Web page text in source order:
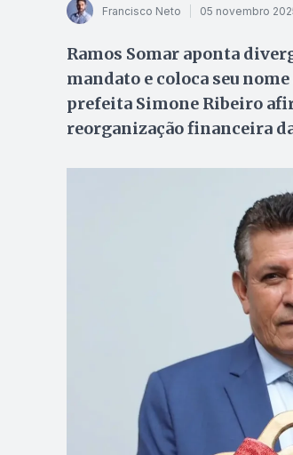
Francisco Neto 05 novembro
Ramos Somar aponta
mandato e coloca seu
prefeita Simone Ribeiro
reorganização financeira